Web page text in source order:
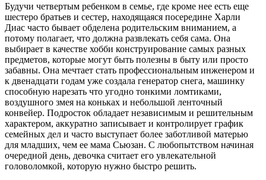
Будучи четвертым ребенком в семье, где кроме нее есть еще
шестеро братьев и сестер, находящаяся посередине Харли
Диас часто бывает обделена родительским вниманием, а
потому полагает, что должна развлекать себя сама. Она
выбирает в качестве хобби конструирование самых разных
предметов, которые могут быть полезны в быту или просто
забавны. Она мечтает стать профессиональным инженером и
к двенадцати годам уже создала генератор снега, машинку
способную нарезать что угодно тонкими ломтиками,
воздушного змея на коньках и небольшой ленточный
конвейер. Подросток обладает независимым и решительным
характером, аккуратно записывает и контролирует график
семейных дел и часто выступает более заботливой матерью
для младших, чем ее мама Сьюзан. С любопытством начиная
очередной день, девочка считает его увлекательной
головоломкой, которую нужно быстро решить.